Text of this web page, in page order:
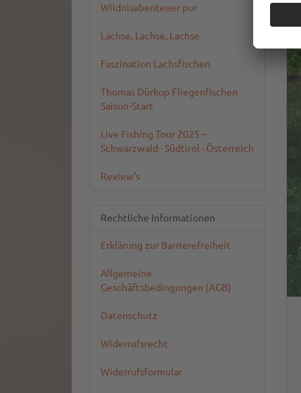
Wildnisabenteuer pur
Lachse, Lachse, Lachse
Faszination Lachsfischen
Thomas Dürkop Fliegenfischen
Saison-Start
Live Fishing Tour 2025 –
Schwarzwald · Südtirol · Österreich
Review's
Rechtliche Informationen
Erklärung zur Barrierefreiheit
Allgemeine
Geschäftsbedingungen (AGB)
Datenschutz
Widerrufsrecht
Widerrufsformular